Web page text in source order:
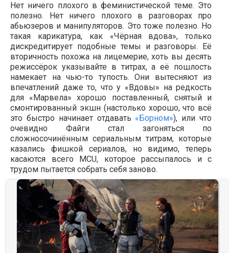
Нет ничего плохого в феминистической теме. Это
полезно. Нет ничего плохого в разговорах про
абьюзеров и манипуляторов. Это тоже полезно. Но
такая карикатура, как «Чёрная вдова», только
дискредитирует подобные темы и разговоры. Её
вторичность похожа на лицемерие, хоть вы десять
режиссёрок указывайте в титрах, а её пошлость
намекает на чью-то тупость. Они вытесняют из
впечатлений даже то, что у «Вдовы» на редкость
для «Марвела» хорошо поставленный, снятый и
смонтированный экшн (настолько хорошо, что всё
это быстро начинает отдавать «Борном»), или что
очевидно Файги стал загоняться по
сложносочинённым сериальным титрам, которые
казались фишкой сериалов, но видимо, теперь
касаются всего MCU, которое рассыпалось и с
трудом пытается собрать себя заново.